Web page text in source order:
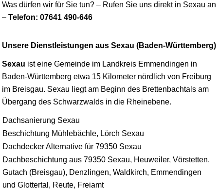
Was dürfen wir für Sie tun? – Rufen Sie uns direkt in Sexau an
– Telefon: 07641 490-646
Unsere Dienstleistungen aus Sexau (Baden-Württemberg)
Sexau ist eine Gemeinde im Landkreis Emmendingen in
Baden-Württemberg etwa 15 Kilometer nördlich von Freiburg
im Breisgau. Sexau liegt am Beginn des Brettenbachtals am
Übergang des Schwarzwalds in die Rheinebene.
Dachsanierung Sexau
Beschichtung Mühlebächle, Lörch Sexau
Dachdecker Alternative für 79350 Sexau
Dachbeschichtung aus 79350 Sexau, Heuweiler, Vörstetten,
Gutach (Breisgau), Denzlingen, Waldkirch, Emmendingen
und Glottertal, Reute, Freiamt